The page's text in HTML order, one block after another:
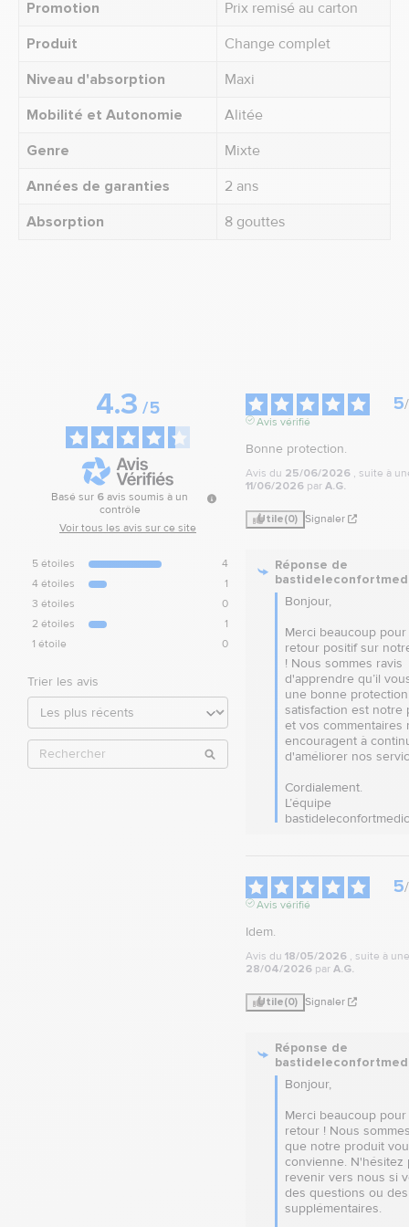
Promotion
Prix remisé au carton
Produit
Change complet
Niveau d'absorption
Maxi
Mobilité et Autonomie
Alitée
Genre
Mixte
Années de garanties
2 ans
Absorption
8 gouttes
4.3/5
Basé sur 6 avis soumis à un
contrôle
Voir tous les avis sur ce site
5 étoiles
4
4 étoiles
1
3 étoiles
0
2 étoiles
1
1 étoile 0
Trier les avis
5/
Avis vérifié
Bonne protection.
Avis du 25/06/2026 , suite à
11/06/2026 par A.G.
Utile(0) Signaler
Réponse de
Bonjour,
Merci beaucoup
retour positif sur
! Nous sommes ravis
d'apprendre qu’il
une bonne
satisfaction est notre
et vos commentaires
encouragent à
d'améliorer nos
Cordialement.
L’équipe
5/
Avis vérifié
Idem.
Avis du 18/05/2026 , suite à
28/04/2026 par A.G.
Utile(0) Signaler
Réponse de
Bonjour,
Merci beaucoup
retour ! Nous
que notre produit
convienne. N'hésitez
revenir vers nous si
des questions ou
supplémentaires.